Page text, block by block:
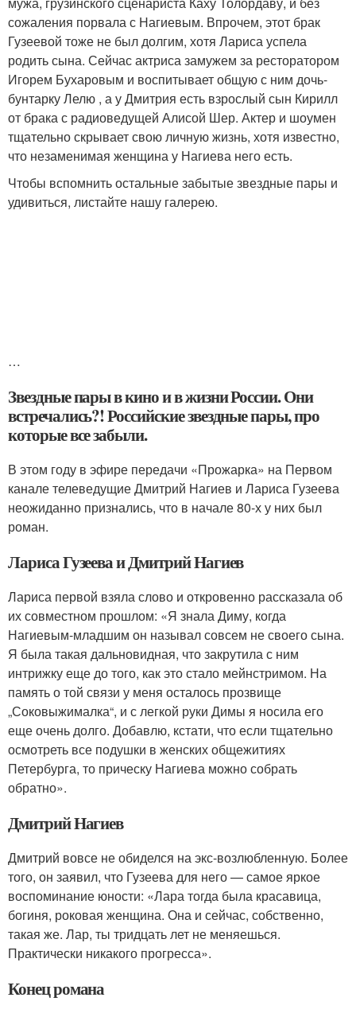
сожаления порвала с Нагиевым. Впрочем, этот брак
Гузеевой тоже не был долгим, хотя Лариса успела
родить сына. Сейчас актриса замужем за ресторатором
Игорем Бухаровым и воспитывает общую с ним дочь-
бунтарку Лелю , а у Дмитрия есть взрослый сын Кирилл
от брака с радиоведущей Алисой Шер. Актер и шоумен
тщательно скрывает свою личную жизнь, хотя известно,
что незаменимая женщина у Нагиева него есть.
Чтобы вспомнить остальные забытые звездные пары и
удивиться, листайте нашу галерею.
…
Звездные пары в кино и в жизни России. Они
встречались?! Российские звездные пары, про
которые все забыли.
В этом году в эфире передачи «Прожарка» на Первом
канале телеведущие Дмитрий Нагиев и Лариса Гузеева
неожиданно признались, что в начале 80-х у них был
роман.
Лариса Гузеева и Дмитрий Нагиев
Лариса первой взяла слово и откровенно рассказала об
их совместном прошлом: «Я знала Диму, когда
Нагиевым-младшим он называл совсем не своего сына.
Я была такая дальновидная, что закрутила с ним
интрижку еще до того, как это стало мейнстримом. На
память о той связи у меня осталось прозвище
„Соковыжималка“, и с легкой руки Димы я носила его
еще очень долго. Добавлю, кстати, что если тщательно
осмотреть все подушки в женских общежитиях
Петербурга, то прическу Нагиева можно собрать
обратно».
Дмитрий Нагиев
Дмитрий вовсе не обиделся на экс-возлюбленную. Более
того, он заявил, что Гузеева для него — самое яркое
воспоминание юности: «Лара тогда была красавица,
богиня, роковая женщина. Она и сейчас, собственно,
такая же. Лар, ты тридцать лет не меняешься.
Практически никакого прогресса».
Конец романа